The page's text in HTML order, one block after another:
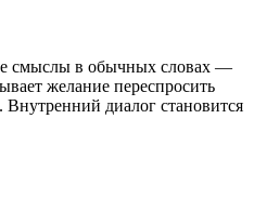
смыслы в обычных словах —
желание переспросить
диалог становится